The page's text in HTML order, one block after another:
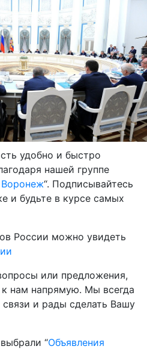
удобно и быстро
нашей группе
“. Подписывайтесь
и будьте в курсе самых
России можно увидеть
или предложения,
к нам напрямую. Мы всегда
и рады сделать Вашу
“Объявления